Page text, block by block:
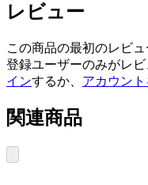
レビュー
この商品の最初のレビュ
登録ユーザーのみがレ
インするか、 アカウン
関連商品